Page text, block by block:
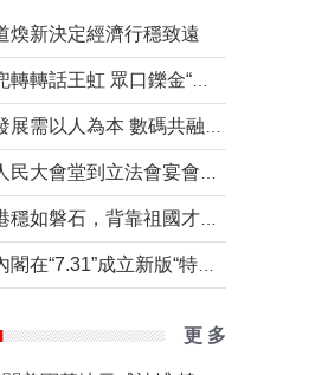
煥新決定經濟行穩致遠
更 多